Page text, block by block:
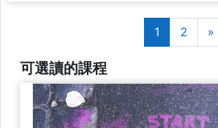
1 第 1 頁
2 第 2 頁
»
可選讀的課程